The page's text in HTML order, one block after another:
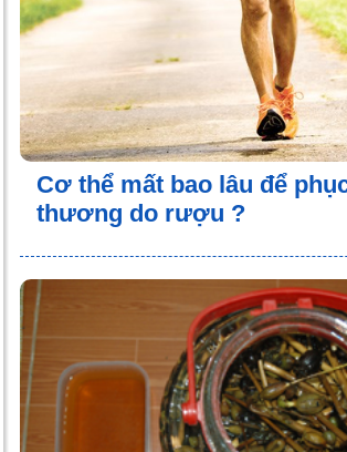
Cơ thể mất bao lâu để
thương do rượu ?